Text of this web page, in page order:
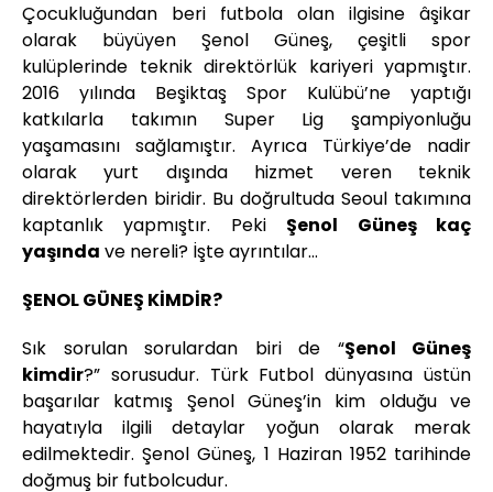
Çocukluğundan beri futbola olan ilgisine âşikar
olarak büyüyen Şenol Güneş, çeşitli spor
kulüplerinde teknik direktörlük kariyeri yapmıştır.
2016 yılında Beşiktaş Spor Kulübü’ne yaptığı
katkılarla takımın Super Lig şampiyonluğu
yaşamasını sağlamıştır. Ayrıca Türkiye’de nadir
olarak yurt dışında hizmet veren teknik
direktörlerden biridir. Bu doğrultuda Seoul takımına
kaptanlık yapmıştır. Peki Şenol Güneş kaç
yaşında ve nereli? İşte ayrıntılar…
ŞENOL GÜNEŞ KİMDİR?
Sık sorulan sorulardan biri de “Şenol Güneş
kimdir?” sorusudur. Türk Futbol dünyasına üstün
başarılar katmış Şenol Güneş’in kim olduğu ve
hayatıyla ilgili detaylar yoğun olarak merak
edilmektedir. Şenol Güneş, 1 Haziran 1952 tarihinde
doğmuş bir futbolcudur.